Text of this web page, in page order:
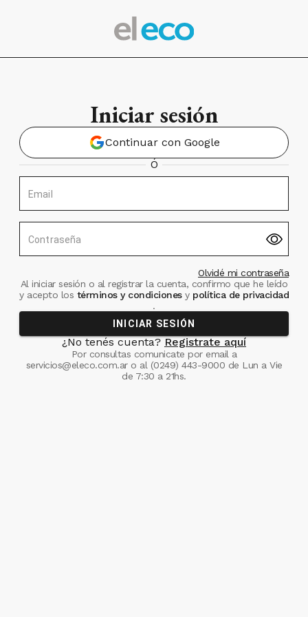
Iniciar sesión
Continuar con Google
Ó
Email
Contraseña
Olvidé mi contraseña
Al iniciar sesión o al registrar la cuenta, confirmo que he leído
y acepto los términos y condiciones ypolítica de privacidad
.
INICIAR SESIÓN
¿No tenés cuenta? Registrate aquí
Por consultas comunicate por email a
servicios@eleco.com.aro al (0249) 443-9000 de Lun a Vie
de 7:30 a 21hs.